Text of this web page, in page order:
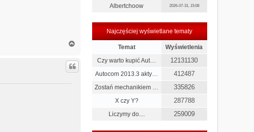
g
r
Albertchoow 2026-07-31, 15:08
Najczęściej wyświetlane tematy
Temat
Wyświetlenia
Czy warto kupić Aut…
12131130
Autocom 2013.3 akty… 412487
Zostań mechanikiem … 335826
X czy Y? 287788
Liczymy do.... 259009